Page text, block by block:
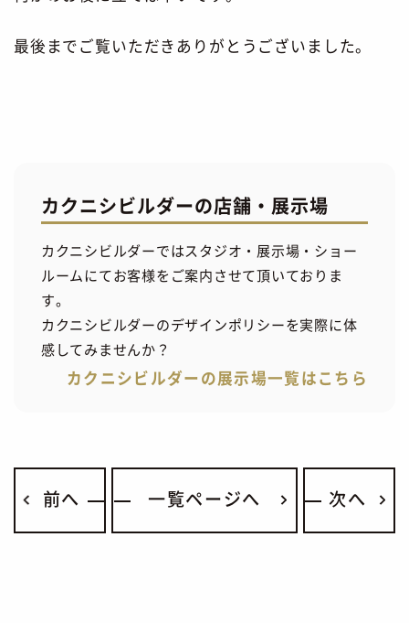
最後までご覧いただきありがとうございました。
カクニシビルダーの店舗・展示場
カクニシビルダーではスタジオ・展示場・ショー
ルームにてお客様をご案内させて頂いておりま
す。
カクニシビルダーのデザインポリシーを実際に体
感してみませんか？
カクニシビルダーの展示場一覧はこちら
前へ 一覧ページへ 次へ